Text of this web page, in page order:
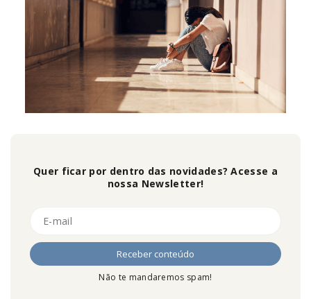
Quer ficar por dentro das novidades? Acesse a
nossa Newsletter!
Não te mandaremos spam!